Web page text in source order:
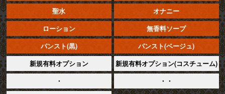
聖水
オナニー
ローション
無香料ソープ
パンスト(黒)
パンスト(ベージュ)
新規有料オプション
新規有料オプション(コスチューム)
・
・・